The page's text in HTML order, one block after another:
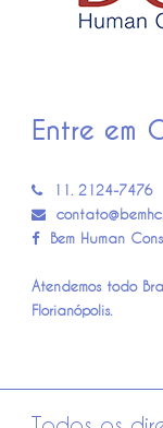
Entre em
11. 2124-7476
Bem Human
Atendemos todo
Florianópolis.